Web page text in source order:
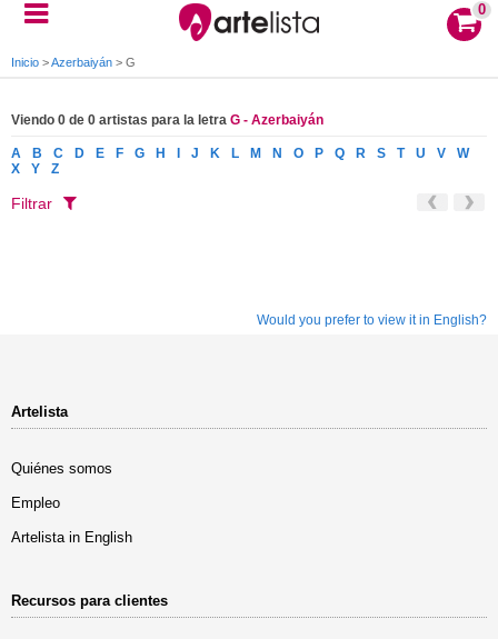
0
Inicio >Azerbaiyán > G
Viendo 0 de 0 artistas para la letra G - Azerbaiyán
A B C D E F G H J K L M N O P Q R S T U V
W
X
Y Z
Filtrar
Would you prefer to view it in English?
Artelista
Quiénes somos
Empleo
Artelista in English
Recursos para clientes